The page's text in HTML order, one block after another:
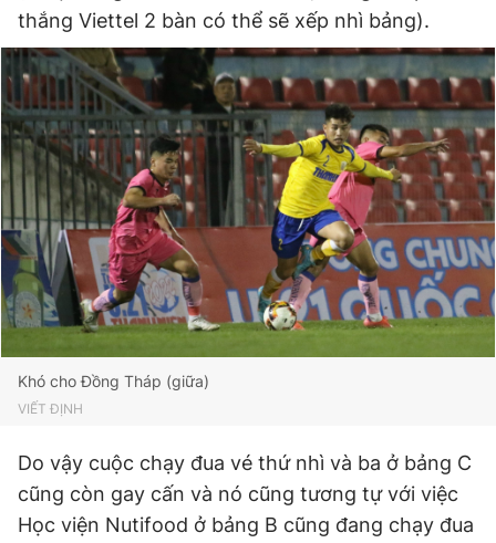
thắng Viettel 2 bàn có thể sẽ xếp nhì bảng).
Khó cho Đồng Tháp (giữa)
VIẾT ĐỊNH
Do vậy cuộc chạy đua vé thứ nhì và ba ở bảng C
cũng còn gay cấn và nó cũng tương tự với việc
Học viện Nutifood ở bảng B cũng đang chạy đua